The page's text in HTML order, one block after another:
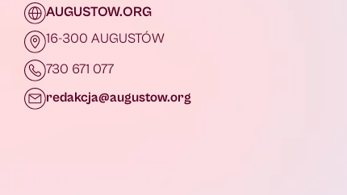
AUGUSTOW.ORG
16-300 AUGUSTÓW
730 671 077
redakcja@augustow.org